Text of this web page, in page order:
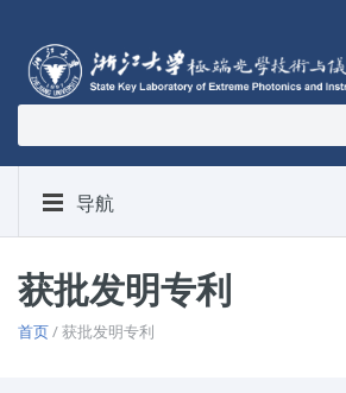
导航
获批发明专利
首页/ 获批发明专利